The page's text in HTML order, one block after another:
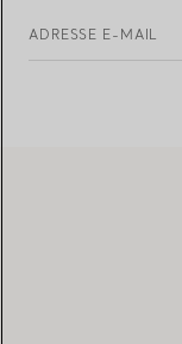
ADRESSE E-MAIL